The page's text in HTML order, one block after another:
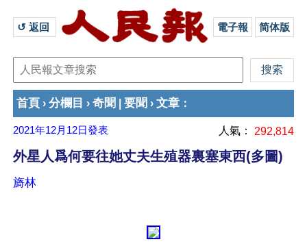
↺ 返回 電子報 简体版
首頁 › 分欄目 › 奇聞 要聞 › 文章 ：
2021年12月12日發表 人氣： 292,814
外星人爲何要往她丈夫生殖器裏塞東西(多圖)
旖林